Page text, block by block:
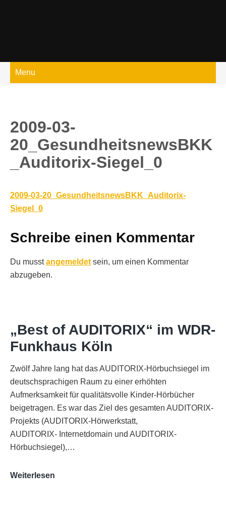
Menu
2009-03-
20_GesundheitsnewsBKK
_Auditorix-Siegel_0
2009-03-20_GesundheitsnewsBKK_Auditorix-
Siegel_0
Schreibe einen Kommentar
Du musstangemeldet sein, um einen Kommentar
abzugeben.
„Best of AUDITORIX“ im WDR-
Funkhaus Köln
Zwölf Jahre lang hat das AUDITORIX-Hörbuchsiegel im
deutschsprachigen Raum zu einer erhöhten
Aufmerksamkeit für qualitätsvolle Kinder-Hörbücher
beigetragen. Es war das Ziel des gesamten AUDITORIX-
Projekts (AUDITORIX-Hörwerkstatt,
AUDITORIX- Internetdomain und AUDITORIX-
Hörbuchsiegel),…
Weiterlesen